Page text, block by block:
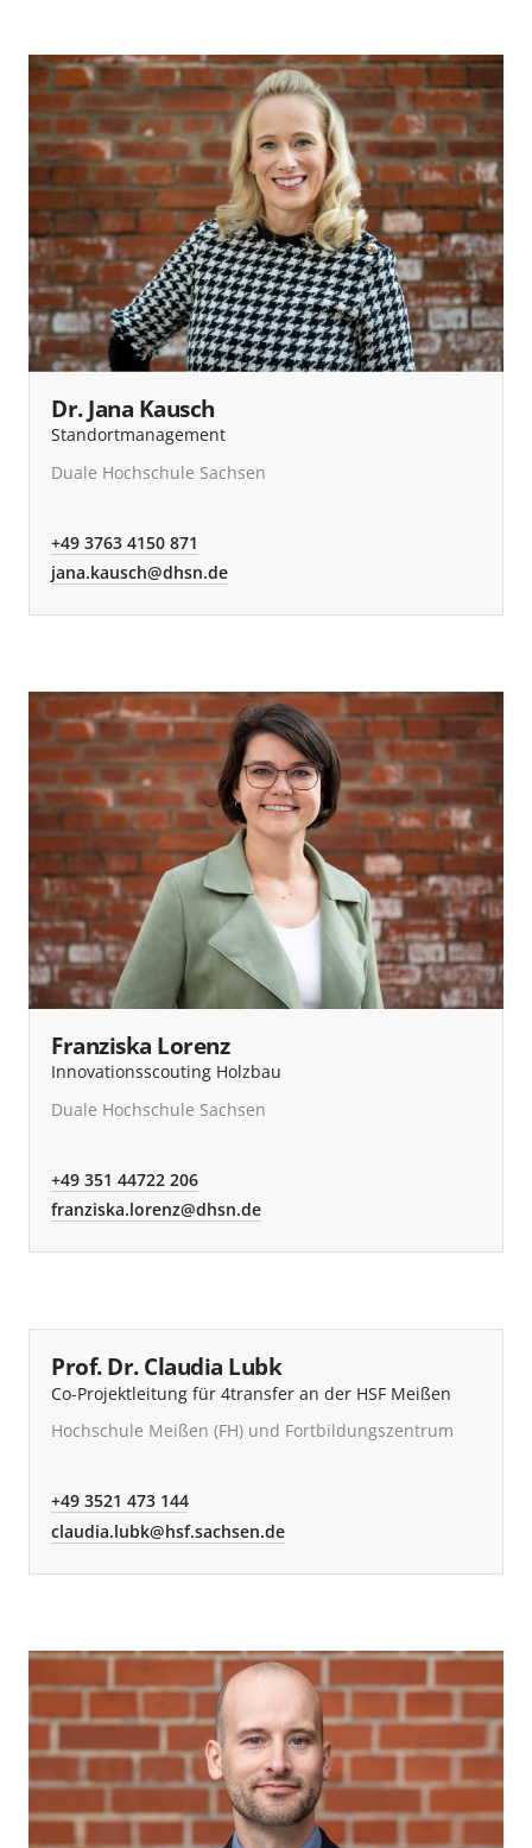
Dr. Jana Kausch
Standortmanagement
Duale Hochschule Sachsen
+49 3763 4150 871
jana.kausch@dhsn.de
Franziska Lorenz
Innovationsscouting Holzbau
Duale Hochschule Sachsen
+49 351 44722 206
franziska.lorenz@dhsn.de
Prof. Dr. Claudia Lubk
Co-Projektleitung für 4transfer an der HSF Meißen
Hochschule Meißen (FH) und Fortbildungszentrum
+49 3521 473 144
claudia.lubk@hsf.sachsen.de